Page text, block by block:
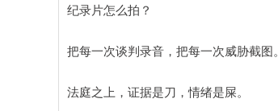
纪录片怎么拍？
把每一次谈判录音，把每一次威胁截图。
法庭之上，证据是刀，情绪是屎。